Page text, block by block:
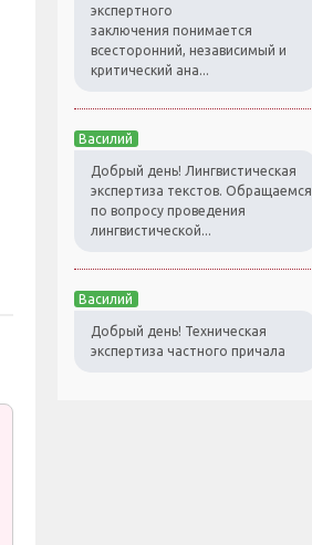
экспертного
заключения понимается
всесторонний, независимый и
критический ана...
Василий
Добрый день! Лингвистическая
экспертиза текстов. Обращаемся
по вопросу проведения
лингвистической...
Василий
Добрый день! Техническая
экспертиза частного причала